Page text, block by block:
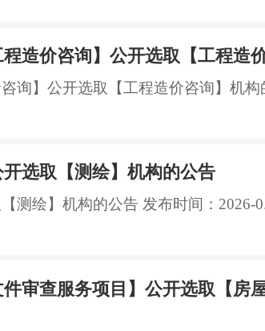
造价咨询】公开选取【工程造
询】公开选取【工程造价咨询】机构
选取【测绘】机构的公告
测绘】机构的公告 发布时间：2026-
审查服务项目】公开选取【房